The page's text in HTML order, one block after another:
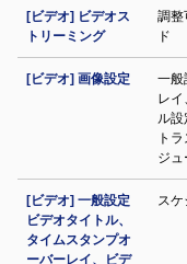
[ビデオ] ビデオス
トリーミング
調整
ド
[ビデオ] 画像設定
一般
レ
ル
ト
ジ
[ビデオ] 一般設定
ビデオタイトル、
タイムスタンプオ
ーバーレイ、ビデ
ス